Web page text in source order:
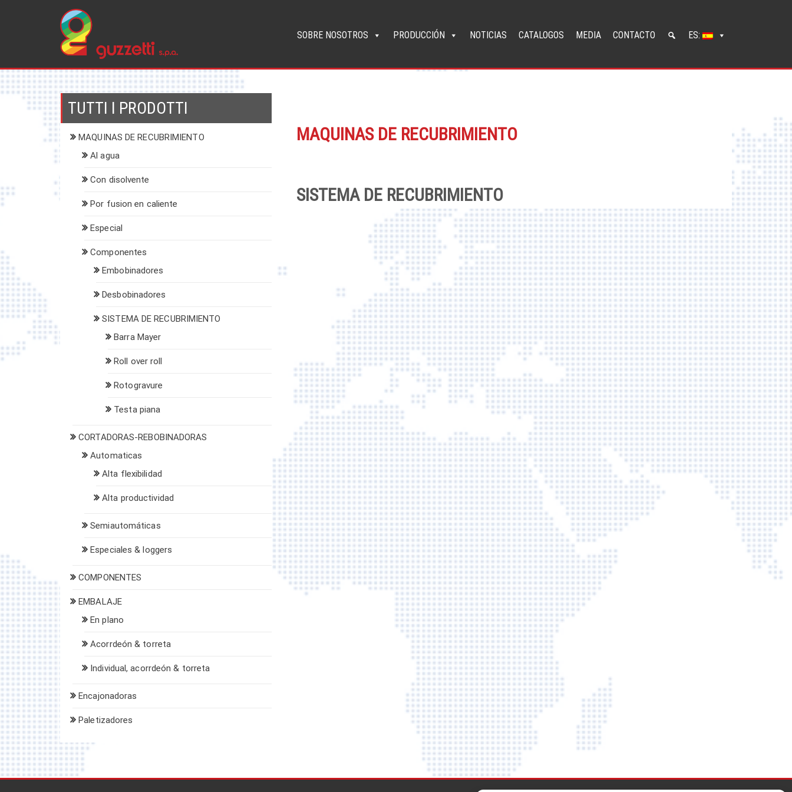
SOBRE NOSOTROS PRODUCCIÓN NOTICIAS CATALOGOS MEDIA CONTACTO ES:
MAQUINAS DE RECUBRIMIENTO
SISTEMA DE RECUBRIMIENTO
TUTTI I PRODOTTI
MAQUINAS DE RECUBRIMIENTO
Al agua
Con disolvente
Por fusion en caliente
Especial
Componentes
Embobinadores
Desbobinadores
SISTEMA DE RECUBRIMIENTO
Barra Mayer
Roll over roll
Rotogravure
Testa piana
CORTADORAS-REBOBINADORAS
Automaticas
Alta flexibilidad
Alta productividad
Semiautomáticas
Especiales & loggers
COMPONENTES
EMBALAJE
En plano
Acorrdeón & torreta
Individual, acorrdeón & torreta
Encajonadoras
Paletizadores